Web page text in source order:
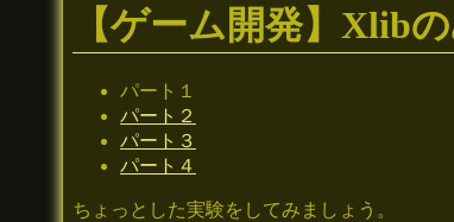
【ゲーム開発】Xlib
パート１
パート２
パート３
パート４
ちょっとした実験をしてみましょう。